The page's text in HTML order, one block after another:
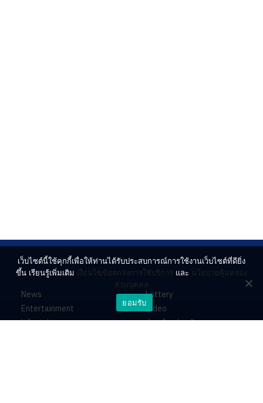
News
Entertainment
Lifestyle
Lottery
Video
ร่วมด้วยช่วยกัน
เว็บไซต์นี้ใช้คุกกี้เพื่อให้ท่านได้รับประสบการณ์การใช้งานเว็บไซต์ที่ดียิ่ง
ขึ้น เรียนรู้เพิ่มเติม เงื่อนไขข้อตกลงการใช้บริการ และ นโยบายคุ้มครอง
ส่วนบุคคล
ยอมรับ